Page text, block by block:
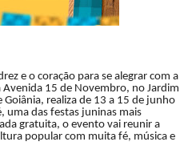
e o coração para se alegrar com a
Avenida 15 de Novembro, no Jardim
realiza de 13 a 15 de junho
uma das festas juninas mais
gratuita, o evento vai reunir a
popular com muita fé, música e